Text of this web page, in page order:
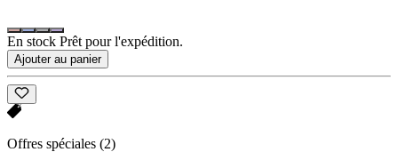
En stock Prêt pour l'expédition.
Ajouter au panier
Offres spéciales (2)